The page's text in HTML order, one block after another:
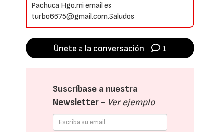
Pachuca Hgo.mi email es
turbo6675@gmail.com.Saludos
Únete a la conversación 1
Suscríbase a nuestra
Newsletter - Ver ejemplo